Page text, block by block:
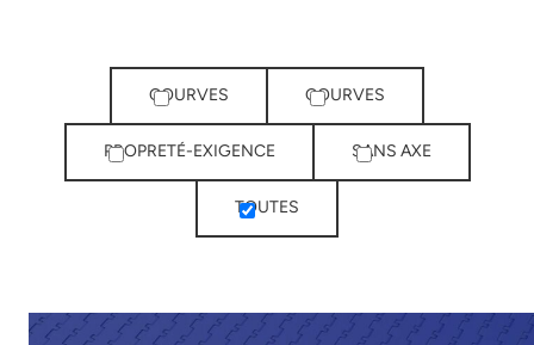
COURVES COURVES
PROPRETÉ-EXIGENCE SANS AXE
TOUTES